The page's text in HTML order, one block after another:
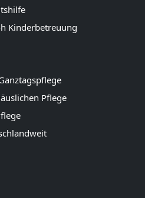
Kinderbetreuung
Pflege